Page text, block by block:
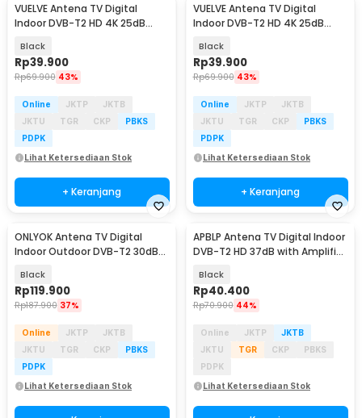
VUELVE Antena TV Digital
Indoor DVB-T2 HD 4K 25dB
Black
Rp39.900
Rp69.900 43%
Online JKTP
JKTB
JKTU
TGR CKP
PBKS
PDPK
Lihat Ketersediaan Stok
+ Keranjang
VUELVE Antena TV Digital
Indoor DVB-T2 HD 4K 25dB
Black
Rp39.900
Rp69.900 43%
Online JKTP
JKTB
JKTU
TGR CKP
PBKS
PDPK
Lihat Ketersediaan Stok
+ Keranjang
ONLYOK Antena TV Digital
Indoor Outdoor DVB-T2 30dB
Black
Rp119.900
Rp187.900 37%
Online JKTP
JKTB
JKTU
TGR CKP
PBKS
PDPK
Lihat Ketersediaan Stok
APBLP Antena TV Digital Indoor
DVB-T2 HD 37dB with Amplifier
Black
Rp40.400
Rp70.900 44%
Online JKTP
JKTB
JKTU
TGR CKP
PBKS
PDPK
Lihat Ketersediaan Stok